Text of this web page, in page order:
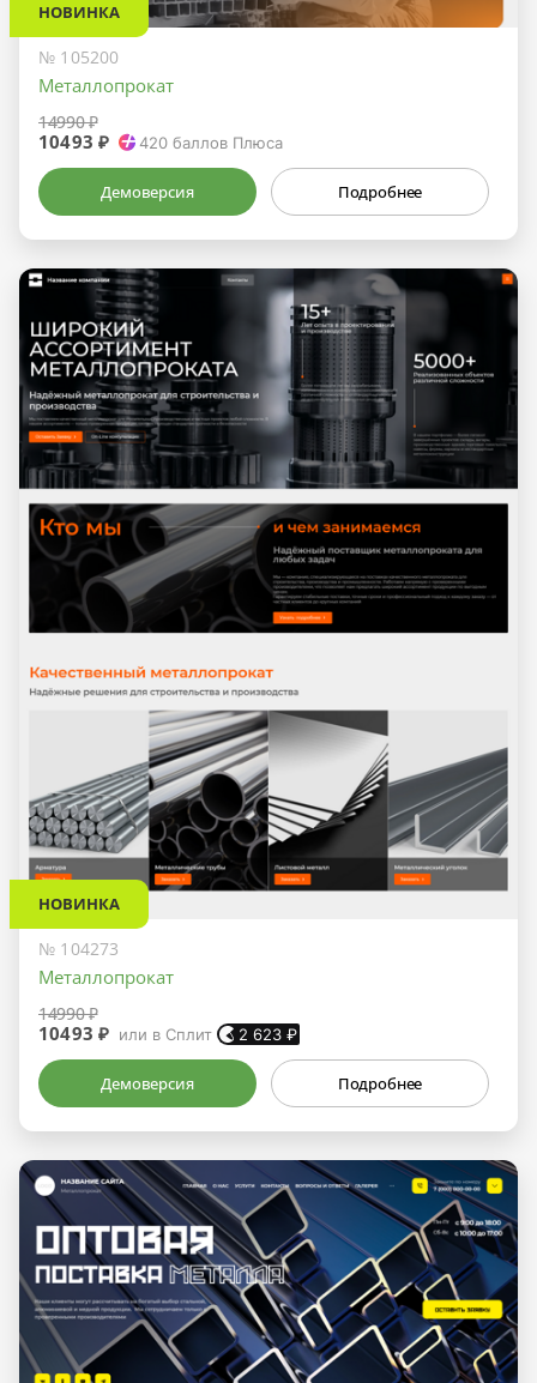
НОВИНКА
№ 105200
Металлопрокат
14990 ₽
10493 ₽ 420 баллов Плюса
Демоверсия Подробнее
НОВИНКА
№ 104273
Металлопрокат
14990 ₽
10493 ₽ или в Сплит 2 623 ₽
Демоверсия Подробнее